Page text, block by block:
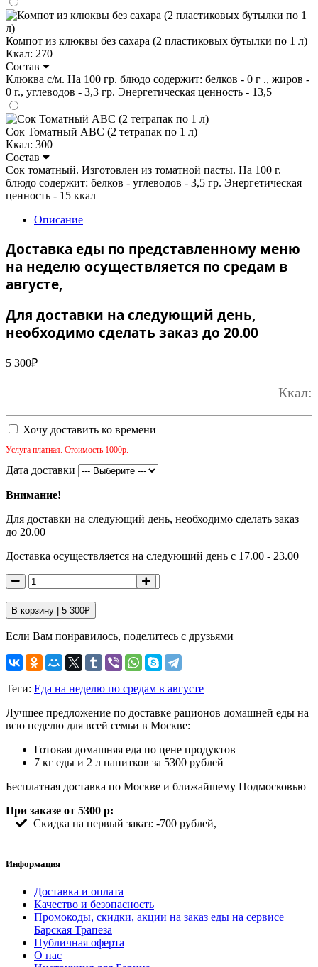
Компот из клюквы без сахара (2 пластиковых бутылки по 1 л)
Ккал: 270
Состав
Клюква с/м. На 100 гр. блюдо содержит: белков - 0 г ., жиров -
0 г., углеводов - 3,3 гр. Энергетическая ценность - 13,5
Сок Томатный ABC (2 тетрапак по 1 л)
Ккал: 300
Состав
Сок томатный. Изготовлен из томатной пасты. На 100 г.
блюдо содержит: белков - углеводов - 3,5 гр. Энергетическая
ценность - 15 ккал
Описание
Доставка еды по представленному меню
на неделю осуществляется по средам в
августе,
Для доставки на следующий день,
необходимо сделать заказ до 20.00
5 300₽
Ккал:
Хочу доставить ко времени
Услуга платная. Стоимость 1000р.
Дата доставки
Внимание!
Для доставки на следующий день, необходимо сделать заказ
до 20.00
Доставка осуществляется на следующий день с 17.00 - 23.00
В корзину | 5 300₽
Если Вам понравилось, поделитесь с друзьями
Теги: Еда на неделю по средам в августе
Лучшее предложение по доставке рационов домашней еды на
всю неделю для всей семьи в Москве:
Готовая домашняя еда по цене продуктов
7 кг еды и 2 л напитков за 5300 рублей
Бесплатная доставка по Москве и ближайшему Подмосковью
При заказе от 5300 р:
Скидка на первый заказ: -700 рублей,
Информация
Доставка и оплата
Качество и безопасность
Промокоды, скидки, акции на заказ еды на сервисе
Барская Трапеза
Публичная оферта
О нас